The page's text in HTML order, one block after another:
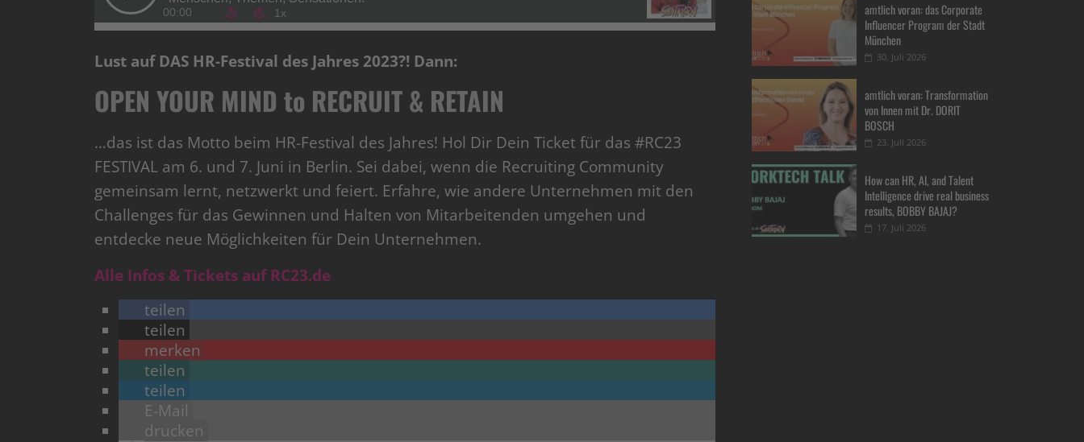
Lust auf DAS HR-Festival des Jahres 2023?! Dann:
OPEN YOUR MIND to RECRUIT & RETAIN
…das ist das Motto beim HR-Festival des Jahres! Hol Dir Dein Ticket für das #RC23
FESTIVAL am 6. und 7. Juni in Berlin. Sei dabei, wenn die Recruiting Community
gemeinsam lernt, netzwerkt und feiert. Erfahre, wie andere Unternehmen mit den
Challenges für das Gewinnen und Halten von Mitarbeitenden umgehen und
entdecke neue Möglichkeiten für Dein Unternehmen.
Alle Infos & Tickets auf RC23.de
teilen
teilen
merken
teilen
teilen
E-Mail
drucken
amtlich voran: das Corporate
Influencer Program der Stadt
München
30. Juli 2026
amtlich voran: Transformation
von Innen mit Dr. DORIT
BOSCH
23. Juli 2026
How can HR, AI, and Talent
Intelligence drive real business
results, BOBBY BAJAJ?
17. Juli 2026